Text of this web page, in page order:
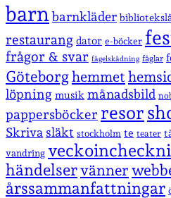
barnbarnkläder
restaurang dator e-böcker
frågor & svar fågelskådning fåglar
Göteborghemmet
löpning musik månadsbild
pappersböcker resor
Skriva släkt stockholm te teater
vandring
händelservänner
årssammanfattningar